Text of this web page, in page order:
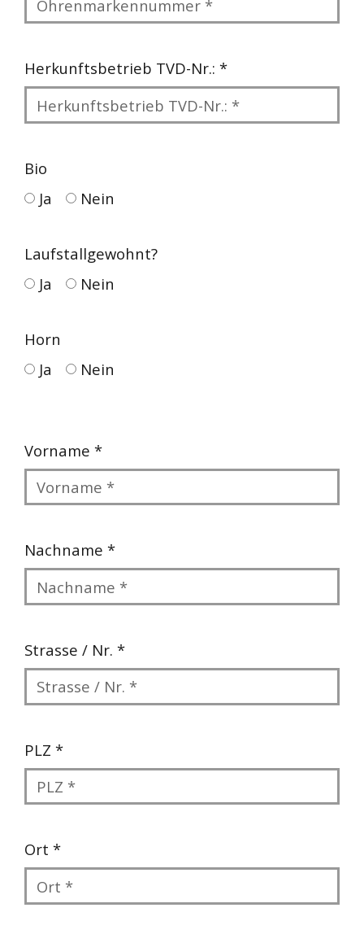
Herkunftsbetrieb TVD-Nr.: *
Bio
Ja
Nein
Laufstallgewohnt?
Ja
Nein
Horn
Ja
Nein
Vorname *
Nachname *
Strasse / Nr. *
PLZ *
Ort *